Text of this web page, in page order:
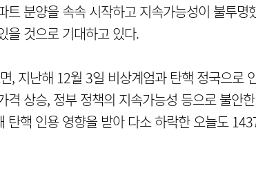
트 분양을 속속 시작하고 지속가능성이 불투명
을 것으로 기대하고 있다.
, 지난해 12월 3일 비상계엄과 탄핵 정국으로
격 상승, 정부 정책의 지속가능성 등으로 불안
탄핵 인용 영향을 받아 다소 하락한 오늘도